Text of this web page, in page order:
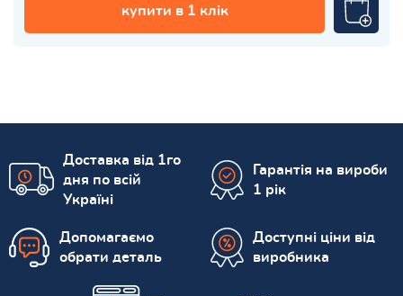
купити в 1 клік
Доставка від 1го
дня по всій
Україні
Гарантія на вироби
1 рік
Допомагаємо
обрати деталь
Доступні ціни від
виробника